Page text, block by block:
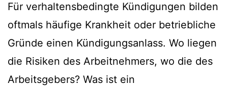
Für verhaltensbedingte Kündigungen bilden
oftmals häufige Krankheit oder betriebliche
Gründe einen Kündigungsanlass. Wo liegen
die Risiken des Arbeitnehmers, wo die des
Arbeitsgebers? Was ist ein